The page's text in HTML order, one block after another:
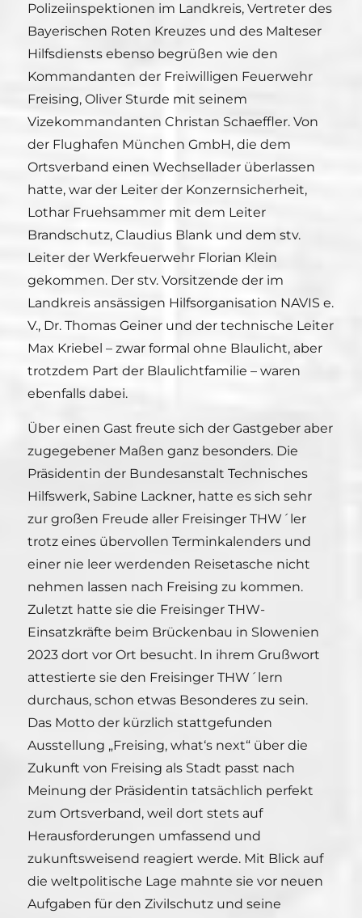
Polizeiinspektionen im Landkreis, Vertreter des
Bayerischen Roten Kreuzes und des Malteser
Hilfsdiensts ebenso begrüßen wie den
Kommandanten der Freiwilligen Feuerwehr
Freising, Oliver Sturde mit seinem
Vizekommandanten Christan Schaeffler. Von
der Flughafen München GmbH, die dem
Ortsverband einen Wechsellader überlassen
hatte, war der Leiter der Konzernsicherheit,
Lothar Fruehsammer mit dem Leiter
Brandschutz, Claudius Blank und dem stv.
Leiter der Werkfeuerwehr Florian Klein
gekommen. Der stv. Vorsitzende der im
Landkreis ansässigen Hilfsorganisation NAVIS e.
V., Dr. Thomas Geiner und der technische Leiter
Max Kriebel – zwar formal ohne Blaulicht, aber
trotzdem Part der Blaulichtfamilie – waren
ebenfalls dabei.
Über einen Gast freute sich der Gastgeber aber
zugegebener Maßen ganz besonders. Die
Präsidentin der Bundesanstalt Technisches
Hilfswerk, Sabine Lackner, hatte es sich sehr
zur großen Freude aller Freisinger THW´ler
trotz eines übervollen Terminkalenders und
einer nie leer werdenden Reisetasche nicht
nehmen lassen nach Freising zu kommen.
Zuletzt hatte sie die Freisinger THW-
Einsatzkräfte beim Brückenbau in Slowenien
2023 dort vor Ort besucht. In ihrem Grußwort
attestierte sie den Freisinger THW´lern
durchaus, schon etwas Besonderes zu sein.
Das Motto der kürzlich stattgefunden
Ausstellung „Freising, what‘s next“ über die
Zukunft von Freising als Stadt passt nach
Meinung der Präsidentin tatsächlich perfekt
zum Ortsverband, weil dort stets auf
Herausforderungen umfassend und
zukunftsweisend reagiert werde. Mit Blick auf
die weltpolitische Lage mahnte sie vor neuen
Aufgaben für den Zivilschutz und seine